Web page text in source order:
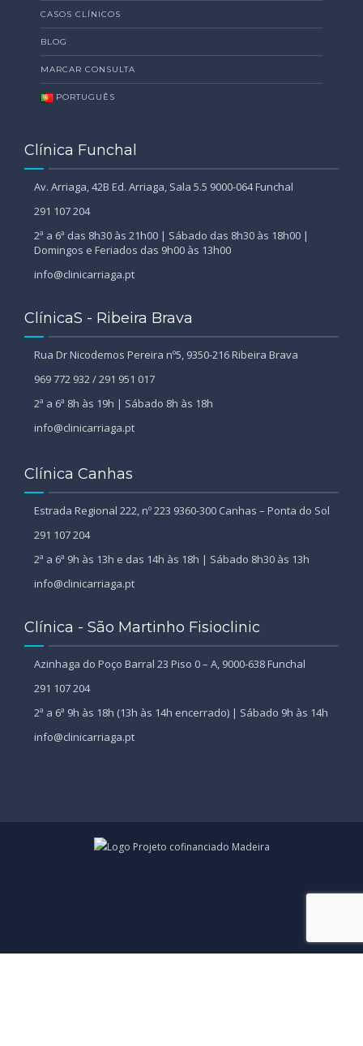
CASOS CLÍNICOS
BLOG
MARCAR CONSULTA
PORTUGUÊS
Clínica Funchal
Av. Arriaga, 42B Ed. Arriaga, Sala 5.5 9000-064 Funchal
291 107 204
2ª a 6ª das 8h30 às 21h00 | Sábado das 8h30 às 18h00 |
Domingos e Feriados das 9h00 às 13h00
info@clinicarriaga.pt
ClínicaS - Ribeira Brava
Rua Dr Nicodemos Pereira nº5, 9350-216 Ribeira Brava
969 772 932 / 291 951 017
2ª a 6ª 8h às 19h | Sábado 8h às 18h
info@clinicarriaga.pt
Clínica Canhas
Estrada Regional 222, nº 223 9360-300 Canhas – Ponta do Sol
291 107 204
2ª a 6ª 9h às 13h e das 14h às 18h | Sábado 8h30 às 13h
info@clinicarriaga.pt
Clínica - São Martinho Fisioclinic
Azinhaga do Poço Barral 23 Piso 0 – A, 9000-638 Funchal
291 107 204
2ª a 6ª 9h às 18h (13h às 14h encerrado) | Sábado 9h às 14h
info@clinicarriaga.pt